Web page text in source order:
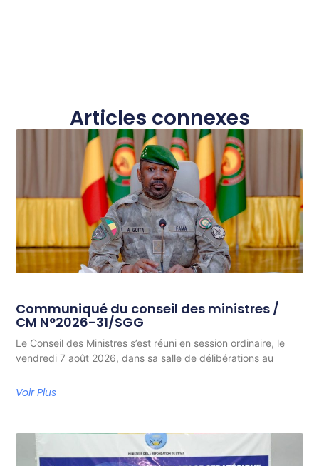
Articles connexes
Communiqué du conseil des ministres /
CM N°2026-31/SGG
Le Conseil des Ministres s’est réuni en session ordinaire, le
vendredi 7 août 2026, dans sa salle de délibérations au
Voir Plus